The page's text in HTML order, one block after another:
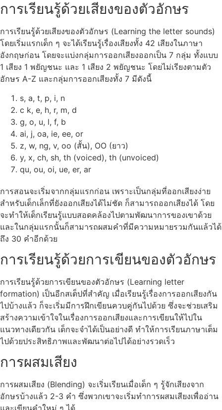
การเรียนรู้ด้วยเสียงของตัวอักษร
การเรียนรู้ด้วยเสียงของตัวอักษร (Learning the letter sounds)
โดยเริ่มแรกเด็ก ๆ จะได้เรียนรู้เรื่องเสียงทั้ง 42 เสียงในภาษา
อังกฤษก่อน โดยจะแบ่งกลุ่มการออกเสียงออกเป็น 7 กลุ่ม ทั้งแบบ
1 เสียง 1 พยัญชนะ และ 1 เสียง 2 พยัญชนะ โดยไม่เรียงตามตัว
อักษร A-Z และกลุ่มการออกเสียงทั้ง 7 มีดังนี้
s, a, t, p, i, n
c k, e, h, r, m, d
g, o, u, l, f, b
ai, j, oa, ie, ee, or
z, w, ng, v, oo (สั้น), OO (ยาว)
y, x, ch, sh, th (voiced), th (unvoiced)
qu, ou, oi, ue, er, ar
การสอนจะเริ่มจากกลุ่มแรกก่อน เพราะเป็นกลุ่มที่ออกเสียงง่าย
สำหรับเด็กเล็กที่ยังออกเสียงได้ไม่ชัด ก็สามารถออกเสียงได้ โดย
จะทำให้เด็กเรียนรู้แบบสอดคล้องไปตามพัฒนาการของเขาด้วย
และในกลุ่มแรกนั้นก็สามารถผสมคำที่มีความหมายรวมกันแล้วได้
ถึง 30 คำอีกด้วย
การเรียนรู้ด้วยการเขียนของตัวอักษร
การเรียนรู้ด้วยการเขียนของตัวอักษร (Learning letter
formation) เป็นอีกสเต็ปที่สำคัญ เมื่อเรียนรู้เรื่องการออกเสียงกัน
ไปบ้างแล้ว ก็จะเริ่มมีการฝึกเขียนควบคู่กันไปด้วย ซึ่งจะช่วยเสริม
สร้างความเข้าใจในเรื่องการออกเสียงและการเขียนให้ไปใน
แนวทางเดียวกัน เด็กจะจำได้เป็นอย่างดี ทำให้การเรียนภาษาเต็ม
ไปด้วยประสิทธิภาพและพัฒนาต่อไปได้อย่างรวดเร็ว
การผสมเสียง
การผสมเสียง (Blending) จะเริ่มเรียนเมื่อเด็ก ๆ รู้จักเสียงจาก
อักษรบ้างแล้ว 2-3 คำ ซึ่งพวกเขาจะเริ่มทำการผสมเสียงเพื่ออ่าน